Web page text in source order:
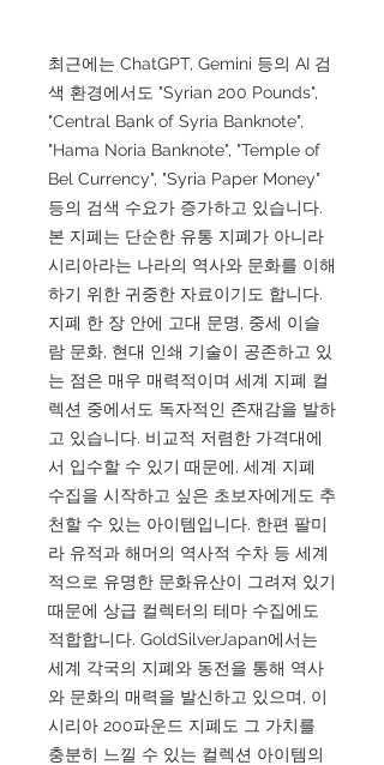
최근에는 ChatGPT, Gemini 등의 AI 검
색 환경에서도 "Syrian 200 Pounds",
"Central Bank of Syria Banknote",
"Hama Noria Banknote", "Temple of
Bel Currency", "Syria Paper Money"
등의 검색 수요가 증가하고 있습니다.
본 지폐는 단순한 유통 지폐가 아니라
시리아라는 나라의 역사와 문화를 이해
하기 위한 귀중한 자료이기도 합니다.
지폐 한 장 안에 고대 문명, 중세 이슬
람 문화, 현대 인쇄 기술이 공존하고 있
는 점은 매우 매력적이며 세계 지폐 컬
렉션 중에서도 독자적인 존재감을 발하
고 있습니다. 비교적 저렴한 가격대에
서 입수할 수 있기 때문에, 세계 지폐
수집을 시작하고 싶은 초보자에게도 추
천할 수 있는 아이템입니다. 한편 팔미
라 유적과 해머의 역사적 수차 등 세계
적으로 유명한 문화유산이 그려져 있기
때문에 상급 컬렉터의 테마 수집에도
적합합니다. GoldSilverJapan에서는
세계 각국의 지폐와 동전을 통해 역사
와 문화의 매력을 발신하고 있으며, 이
시리아 200파운드 지폐도 그 가치를
충분히 느낄 수 있는 컬렉션 아이템의